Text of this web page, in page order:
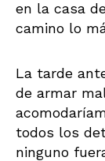
en la casa
camino lo
La tarde
de armar
todos los
ninguno